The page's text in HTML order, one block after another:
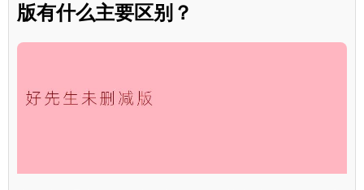
版有什么主要区别？